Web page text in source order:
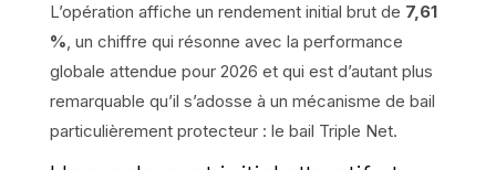
L’opération affiche un rendement initial brut de 7,61
%, un chiffre qui résonne avec la performance
globale attendue pour 2026 et qui est d’autant plus
remarquable qu’il s’adosse à un mécanisme de bail
particulièrement protecteur : le bail Triple Net.